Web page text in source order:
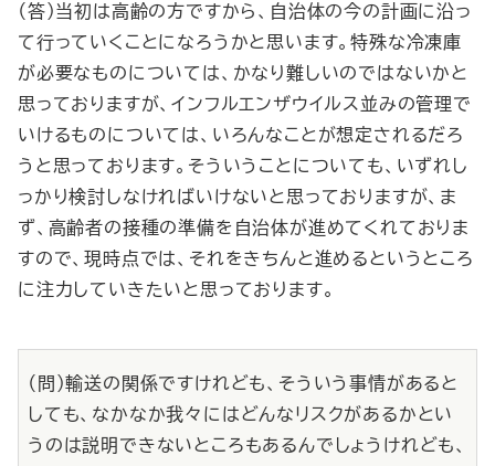
（答）当初は高齢の方ですから、自治体の今の計画に沿っ
て行っていくことになろうかと思います。特殊な冷凍庫
が必要なものについては、かなり難しいのではないかと
思っておりますが、インフルエンザウイルス並みの管理で
いけるものについては、いろんなことが想定されるだろ
うと思っております。そういうことについても、いずれし
っかり検討しなければいけないと思っておりますが、ま
ず、高齢者の接種の準備を自治体が進めてくれておりま
すので、現時点では、それをきちんと進めるというところ
に注力していきたいと思っております。
（問）輸送の関係ですけれども、そういう事情があると
しても、なかなか我々にはどんなリスクがあるかとい
うのは説明できないところもあるんでしょうけれども、